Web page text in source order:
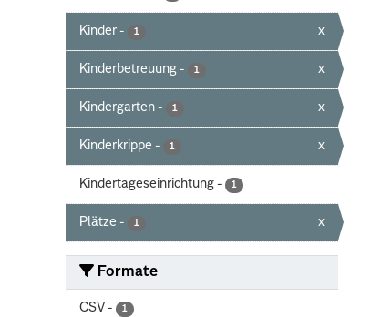
Kinder - 1 x
Kinderbetreuung - 1 x
Kindergarten - 1 x
Kinderkrippe - 1 x
Kindertageseinrichtung - 1
Plätze - 1 x
Formate
CSV - 1